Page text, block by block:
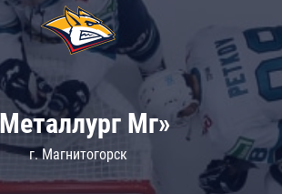
Мг»
г. Магнитогорск